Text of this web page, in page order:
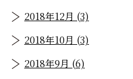
2018年12月 (3)
2018年10月 (3)
2018年9月 (6)